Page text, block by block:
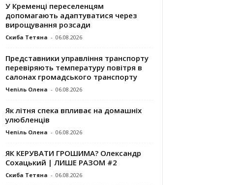
У Кременці переселенцям
допомагають адаптуватися через
вирощування розсади
Скиба Тетяна - 06.08.2026
Представники управління транспорту
перевіряють температуру повітря в
салонах громадського транспорту
Чепіль Олена - 06.08.2026
Як літня спека впливає на домашніх
улюбленців
Чепіль Олена - 06.08.2026
ЯК КЕРУВАТИ ГРОШИМА? Олександр
Сохацький | ЛИШЕ РАЗОМ #2
Скиба Тетяна - 06.08.2026